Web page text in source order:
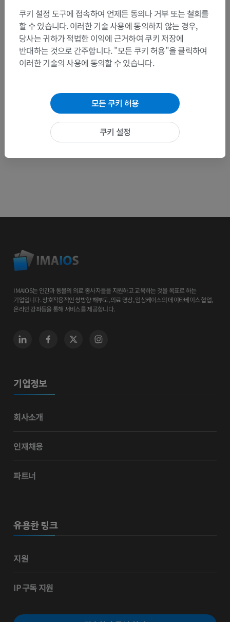
수정이나, 번역 또는 콘텐츠 개선에 제안이 있으면 언제든
연락 주세요.
문제 보고
앱 다운로드
IMAIOS는 인간과 동물의 의료 종사자들을 지원하고 교육하는 것을 목표로 하는
기업입니다. 상호작용적인 쌍방향 해부도, 의료 영상, 임상케이스의 데이타베이스 협업,
온라인 강좌등을 통해 서비스를 제공합니다.
기업정보
회사소개
인재채용
파트너
유용한 링크
지원
IP 구독 지원
쿠키 설정 도구에 접속하여 언제든 동의나 거부 또는 철회를
할 수 있습니다. 이러한 기술 사용에 동의하지 않는 경우,
당사는 귀하가 적법한 이익에 근거하여 쿠키 저장에
반대하는 것으로 간주합니다. "모든 쿠키 허용"을 클릭하여
이러한 기술의 사용에 동의할 수 있습니다.
모든 쿠키 허용
쿠키 설정